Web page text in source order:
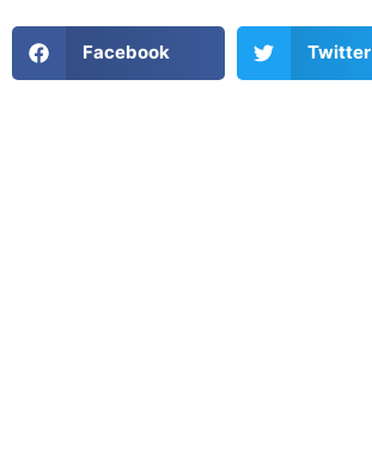
Facebook Twitter